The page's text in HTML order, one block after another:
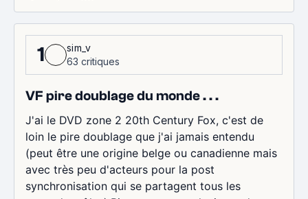
1
sim_v
63 critiques
VF pire doublage du monde . . .
J'ai le DVD zone 2 20th Century Fox, c'est de
loin le pire doublage que j'ai jamais entendu
(peut être une origine belge ou canadienne mais
avec très peu d'acteurs pour la post
synchronisation qui se partagent tous les